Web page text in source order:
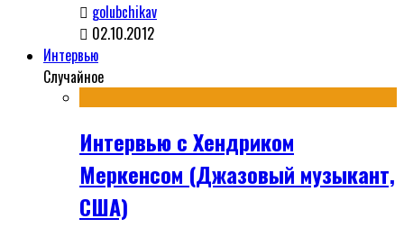
golubchikav
02.10.2012
Интервью
Случайное
Интервью с Хендриком
Меркенсом (Джазовый музыкант,
США)